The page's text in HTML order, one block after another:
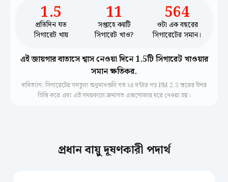
1.5
প্রতিদিন যত
সিগারেট খায়
11
সপ্তাহে কয়টি
সিগারেট খাও?
564
ওটা এক বছরের
সিগারেটের সমান।
এই জায়গার বাতাসে শ্বাস নেওয়া দিনে 1.5টি সিগারেট খাওয়ার
সমান ক্ষতিকর.
দাবিত্যাগ: সিগারেটের সমতুল্য অনুমানগুলি গত ২৪ ঘন্টার গড় PM 2.5 স্তরের উপর
ভিত্তি করে এবং এই সময়কালে ক্রমাগত এক্সপোজার ধরে নেওয়া হয়।
প্রধান বায়ু দূষণকারী পদার্থ